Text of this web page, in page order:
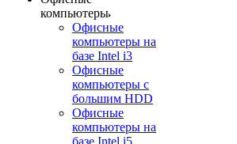
компьютеры
Офисные
компьютеры на
базе Intel i3
Офисные
компьютеры с
большим HDD
Офисные
компьютеры на
базе Intel i5